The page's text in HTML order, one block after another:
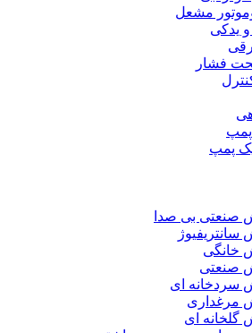
مشعل
و یدکی
فشار
پمپ
صنعتی بی صدا
سانتریفیوژ
خانگی
صنعتی
سردخانه ای
مرغداری
گلخانه ای